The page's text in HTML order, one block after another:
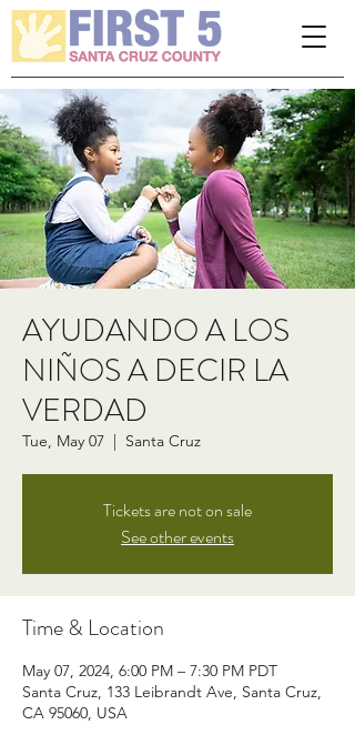
note:
This
website
includes
accessibility
system.
AYUDANDO A LOS
NIÑOS A DECIR LA
VERDAD
Tue, May 07
  |
Santa Cruz
Tickets are not on sale
See other events
Time & Location
May 07, 2024, 6:00 PM – 7:30 PM PDT
Santa Cruz, 133 Leibrandt Ave, Santa Cruz,
CA 95060, USA